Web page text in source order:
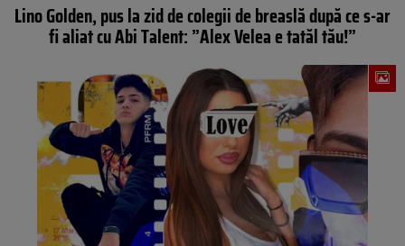
Lino Golden, pus la zid de colegii de breaslă după ce s-ar
fi aliat cu Abi Talent: ”Alex Velea e tatăl tău!”